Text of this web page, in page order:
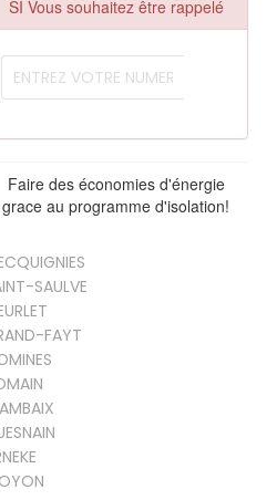
SI Vous souhaitez être rappelé
Faire des économies d'énergie
grace au programme d'isolation!
SAULVE
FAYT